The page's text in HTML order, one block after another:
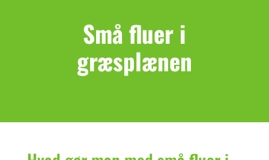
Små fluer i
græsplænen